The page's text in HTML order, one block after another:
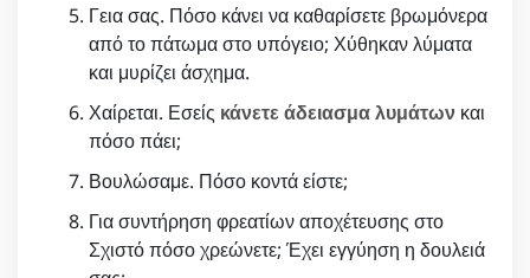
Γεια σας. Πόσο κάνει να καθαρίσετε βρωμόνερα
από το πάτωμα στο υπόγειο; Χύθηκαν λύματα
και μυρίζει άσχημα.
Χαίρεται. Εσείς κάνετε άδειασμα λυμάτων και
πόσο πάει;
Βουλώσαμε. Πόσο κοντά είστε;
Για συντήρηση φρεατίων αποχέτευσης στο
Σχιστό πόσο χρεώνετε; Έχει εγγύηση η δουλειά